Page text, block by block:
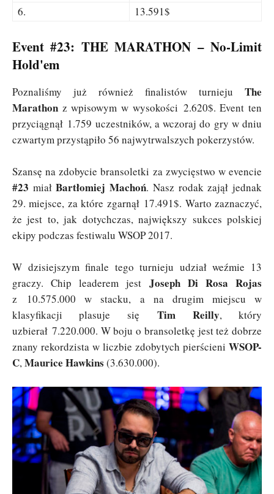
6.
13.591$
Event #23: THE MARATHON – No-Limit
Hold'em
Poznaliśmy już również finalistów turnieju The
Marathon z wpisowym w wysokości 2.620$. Event ten
przyciągnął 1.759 uczestników, a wczoraj do gry w dniu
czwartym przystąpiło 56 najwytrwalszych pokerzystów.
Szansę na zdobycie bransoletki za zwycięstwo w evencie
#23 miałBartłomiej Machoń. Nasz rodak zajął jednak
29. miejsce, za które zgarnął 17.491$. Warto zaznaczyć,
że jest to, jak dotychczas, największy sukces polskiej
ekipy podczas festiwalu WSOP 2017.
W dzisiejszym finale tego turnieju udział weźmie 13
graczy. Chip leaderem jestJoseph Di Rosa Rojas
z 10.575.000 w stacku, a na drugim miejscu w
klasyfikacji plasuje sięTim Reilly, który
uzbierał 7.220.000. W boju o bransoletkę jest też dobrze
znany rekordzista w liczbie zdobytych pierścieni WSOP-
C,Maurice Hawkins (3.630.000).